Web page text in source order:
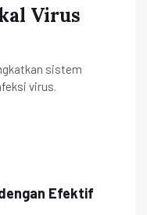
Virus
sistem
virus.
Efektif